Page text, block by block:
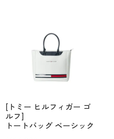
[トミー ヒルフィガー ゴ
ルフ]
トートバッグ ベーシック